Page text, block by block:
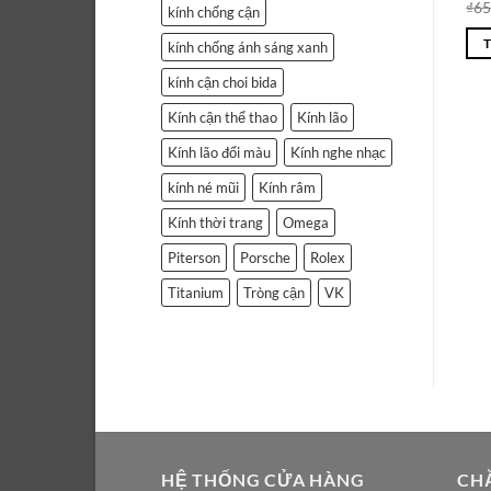
kính chống cận
kính chống ánh sáng xanh
kính cận choi bida
Kính cận thể thao
Kính lão
Kính lão đổi màu
Kính nghe nhạc
kính né mũi
Kính râm
Kính thời trang
Omega
Piterson
Porsche
Rolex
Titanium
Tròng cận VK
₫
HỆ THỐNG CỬA HÀNG